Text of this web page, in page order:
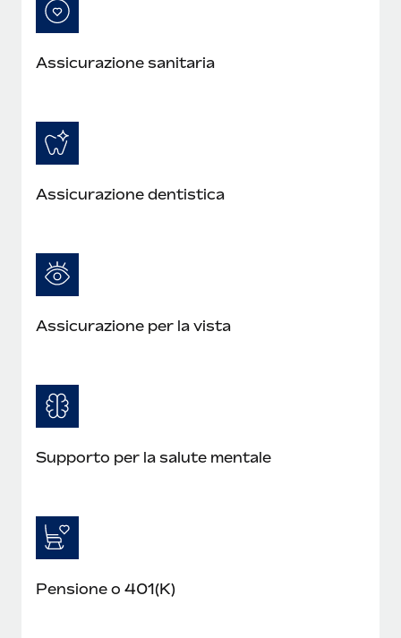
Assicurazione sanitaria
Assicurazione dentistica
Assicurazione per la vista
Supporto per la salute mentale
Pensione o 401(K)